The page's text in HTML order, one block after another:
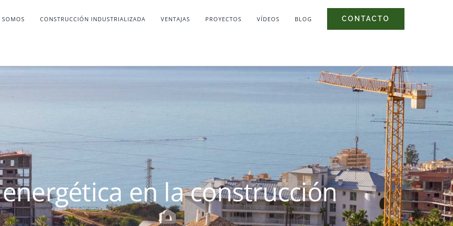
SOMOS CONSTRUCCIÓN INDUSTRIALIZADA VENTAJAS PROYECTOS VÍDEOS BLOG CONTACTO
en la construcción